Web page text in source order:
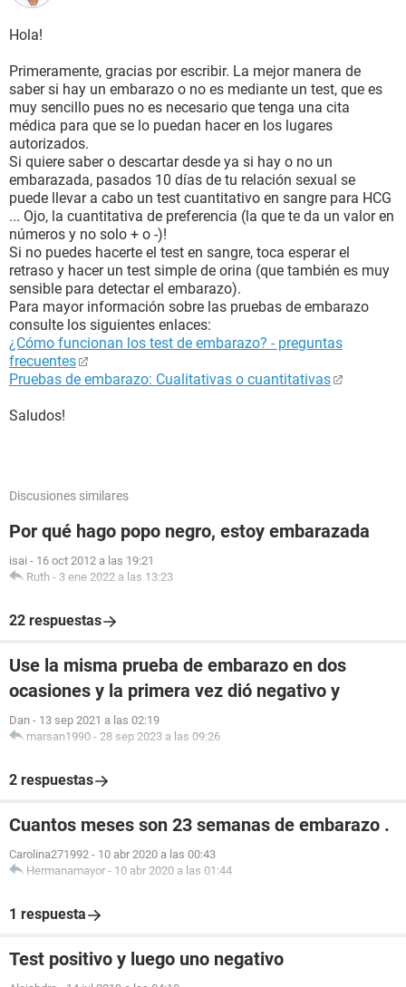
Hola!
Primeramente, gracias por escribir. La mejor manera de
saber si hay un embarazo o no es mediante un test, que es
muy sencillo pues no es necesario que tenga una cita
médica para que se lo puedan hacer en los lugares
autorizados.
Si quiere saber o descartar desde ya si hay o no un
embarazada, pasados 10 días de tu relación sexual se
puede llevar a cabo un test cuantitativo en sangre para HCG
... Ojo, la cuantitativa de preferencia (la que te da un valor en
números y no solo + o -)!
Si no puedes hacerte el test en sangre, toca esperar el
retraso y hacer un test simple de orina (que también es muy
sensible para detectar el embarazo).
Para mayor información sobre las pruebas de embarazo
consulte los siguientes enlaces:
¿Cómo funcionan los test de embarazo? - preguntas
frecuentes
Pruebas de embarazo: Cualitativas o cuantitativas
Saludos!
Discusiones similares
Por qué hago popo negro, estoy embarazada
isai - 16 oct 2012 a las 19:21
Ruth - 3 ene 2022 a las 13:23
22 respuestas
Use la misma prueba de embarazo en dos
ocasiones y la primera vez dió negativo y
Dan - 13 sep 2021 a las 02:19
marsan1990 - 28 sep 2023 a las 09:26
2 respuestas
Cuantos meses son 23 semanas de embarazo .
Carolina271992 - 10 abr 2020 a las 00:43
Hermanamayor - 10 abr 2020 a las 01:44
1 respuesta
Test positivo y luego uno negativo